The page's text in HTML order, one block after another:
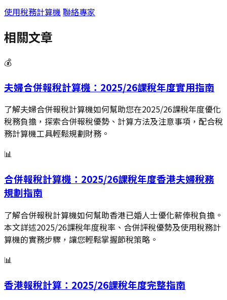
使用稅務計算機 聯絡專家
相關文章
💰
夫婦合併報稅計算機：2025/26課稅年度實用指南
了解夫婦合併報稅計算機如何幫助您在2025/26課稅年度優化
稅務負擔，探索合併報稅優勢、計算方法及注意事項，配合稅
務計算機工具輕鬆規劃財務。
📊
合併報稅計算機：2025/26課稅年度香港夫婦稅務
規劃指南
了解合併報稅計算機如何幫助香港已婚人士優化薪俸稅負擔。
本文詳述2025/26課稅年度稅率、合併評稅優勢及使用稅務計
算機的實務步驟，讓您輕鬆掌握節稅策略。
📊
香港報稅計算：2025/26課稅年度完整指南